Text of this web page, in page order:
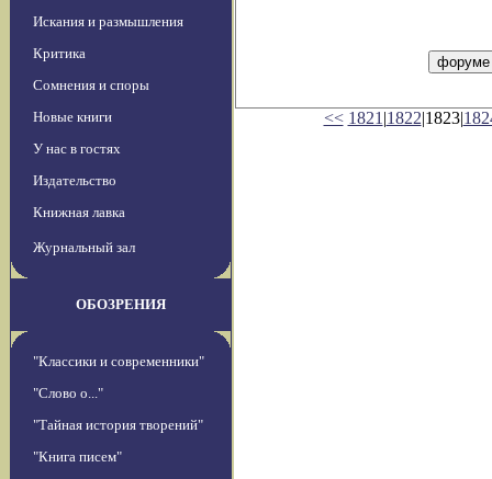
Искания и размышления
Критика
Сомнения и споры
Новые книги
У нас в гостях
Издательство
Книжная лавка
Журнальный зал
ОБОЗРЕНИЯ
"Классики и современники"
"Слово о..."
"Тайная история творений"
"Книга писем"
<< 1821 |1822|1823|